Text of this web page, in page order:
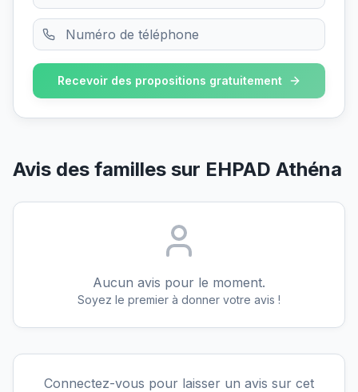
Recevoir des propositions gratuitement
Avis des familles sur EHPAD Athéna
Aucun avis pour le moment.
Soyez le premier à donner votre avis !
Connectez-vous pour laisser un avis sur cet